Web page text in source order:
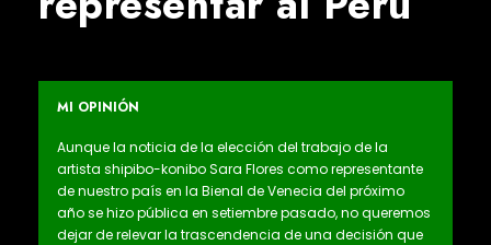
MI OPINIÓN
Aunque la noticia de la elección del trabajo de la
artista shipibo-konibo Sara Flores como representante
de nuestro país en la Bienal de Venecia del próximo
año se hizo pública en setiembre pasado, no queremos
dejar de relevar la trascendencia de una decisión que